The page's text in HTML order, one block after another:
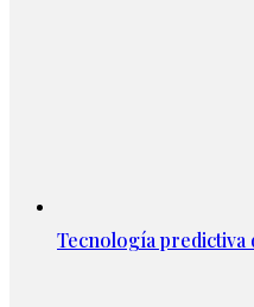
Tecnología predictiva